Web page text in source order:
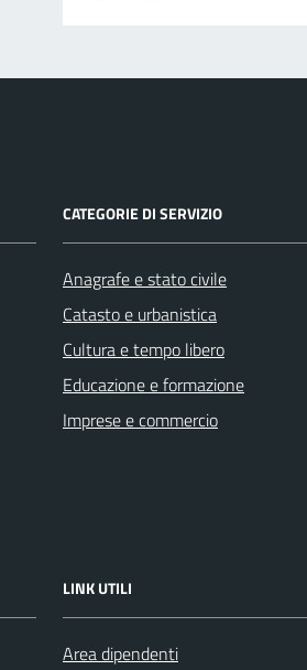
CATEGORIE DI SERVIZIO
Anagrafe e stato civile
Catasto e urbanistica
Cultura e tempo libero
Educazione e formazione
Imprese e commercio
LINK UTILI
Area dipendenti